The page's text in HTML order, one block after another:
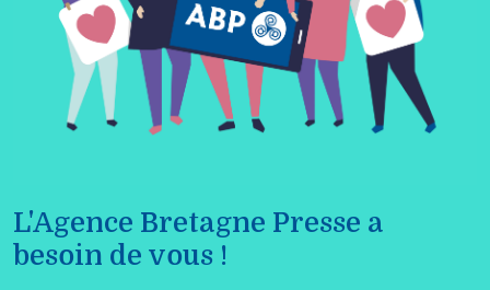
L'Agence Bretagne Presse a
besoin de vous !